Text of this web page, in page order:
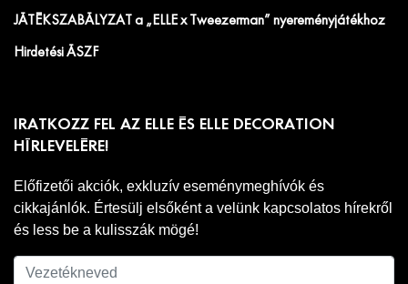
JÁTÉKSZABÁLYZAT a „ELLE x Tweezerman” nyereményjátékhoz
Hirdetési ÁSZF
IRATKOZZ FEL AZ ELLE ÉS ELLE DECORATION
HÍRLEVELÉRE!
Előfizetői akciók, exkluzív eseménymeghívók és
cikkajánlók. Értesülj elsőként a velünk kapcsolatos hírekről
és less be a kulisszák mögé!